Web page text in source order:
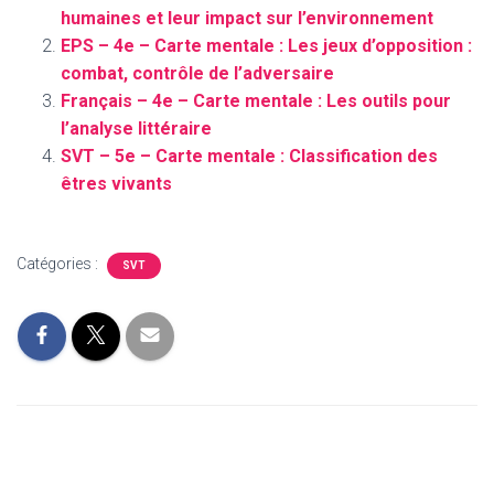
humaines et leur impact sur l’environnement
EPS – 4e – Carte mentale : Les jeux d’opposition :
combat, contrôle de l’adversaire
Français – 4e – Carte mentale : Les outils pour
l’analyse littéraire
SVT – 5e – Carte mentale : Classification des
êtres vivants
Catégories : SVT